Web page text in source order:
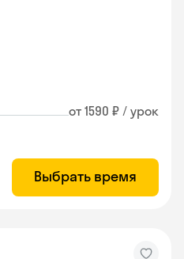
от 1590 ₽ / урок
Выбрать время